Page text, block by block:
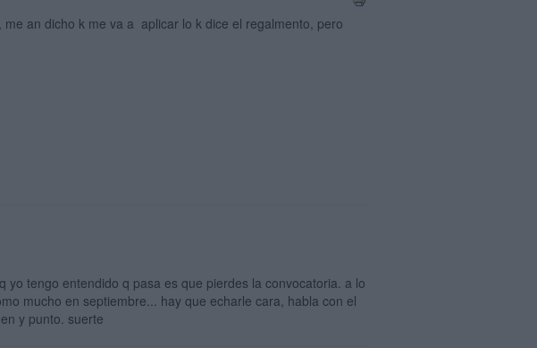
an dicho k me va a aplicar lo k dice el regalmento, pero
tengo entendido q pasa es que pierdes la convocatoria. a lo
mucho en septiembre... hay que echarle cara, habla con el
y punto. suerte